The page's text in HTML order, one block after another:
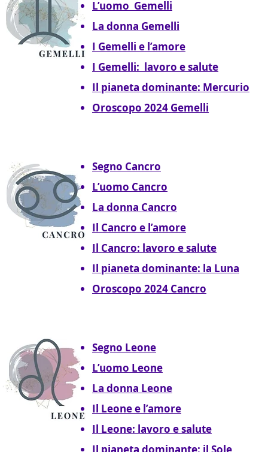
L’uomo Gemelli
La donna Gemelli
I Gemelli e l’amore
I Gemelli: lavoro e salute
Il pianeta dominante: Mercurio
Oroscopo 2024 Gemelli
Segno Cancro
L’uomo Cancro
La donna Cancro
Il Cancro e l’amore
Il Cancro: lavoro e salute
Il pianeta dominante: la Luna
Oroscopo 2024 Cancro
Segno Leone
L’uomo Leone
La donna Leone
Il Leone e l’amore
Il Leone: lavoro e salute